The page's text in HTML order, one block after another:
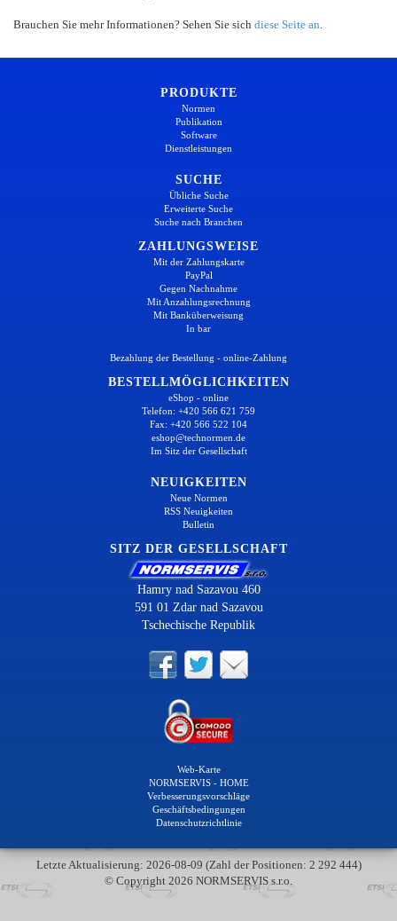
Brauchen Sie mehr Informationen? Sehen Sie sich diese Seite an
PRODUKTE
Normen
Publikation
Software
Dienstleistungen
SUCHE
Übliche Suche
Erweiterte Suche
Suche nach Branchen
ZAHLUNGSWEISE
Mit der Zahlungskarte
PayPal
Gegen Nachnahme
Mit Anzahlungsrechnung
Mit Banküberweisung
In bar
Bezahlung der Bestellung - online-Zahlung
BESTELLMÖGLICHKEITEN
eShop - online
Telefon: +420 566 621 759
Fax: +420 566 522 104
eshop@technormen.de
Im Sitz der Gesellschaft
NEUIGKEITEN
Neue Normen
RSS Neuigkeiten
Bulletin
SITZ DER GESELLSCHAFT
Hamry nad Sazavou 460
591 01 Zdar nad Sazavou
Tschechische Republik
Web-Karte
NORMSERVIS - HOME
Verbesserungsvorschläge
Geschäftsbedingungen
Datenschutzrichtlinie
Letzte Aktualisierung: 2026-08-09 (Zahl der Positionen: 2 292 444)
© Copyright 2026 NORMSERVIS s.r.o.